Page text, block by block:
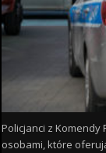
Policjanci z Komendy
osobami, które